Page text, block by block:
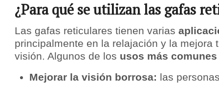
¿Para qué se utilizan las gafas
Las gafas reticulares tienen varias
principalmente en la relajación y la mejora
visión. Algunos de los usos más comunes
Mejorar la visión borrosa: las